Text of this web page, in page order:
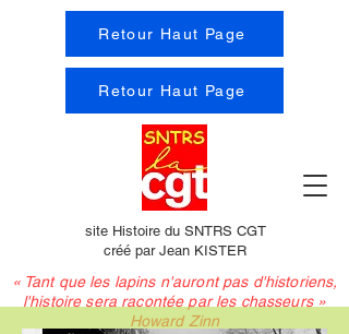
site Histoire du SNTRS CGT
créé par Jean KISTER
Retour Haut Page
Retour Haut Page
« Tant que les lapins n'auront pas d'historiens,
l'histoire sera racontée par les chasseurs »
Howard Zinn